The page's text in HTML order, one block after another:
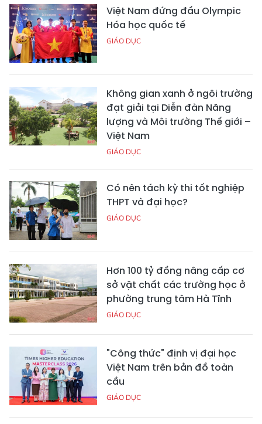
Việt Nam đứng đầu Olympic
Hóa học quốc tế
GIÁO DỤC
Không gian xanh ở ngôi trường
đạt giải tại Diễn đàn Năng
lượng và Môi trường Thế giới –
Việt Nam
GIÁO DỤC
Có nên tách kỳ thi tốt nghiệp
THPT và đại học?
GIÁO DỤC
Hơn 100 tỷ đồng nâng cấp cơ
sở vật chất các trường học ở
phường trung tâm Hà Tĩnh
GIÁO DỤC
"Công thức" định vị đại học
Việt Nam trên bản đồ toàn
cầu
GIÁO DỤC